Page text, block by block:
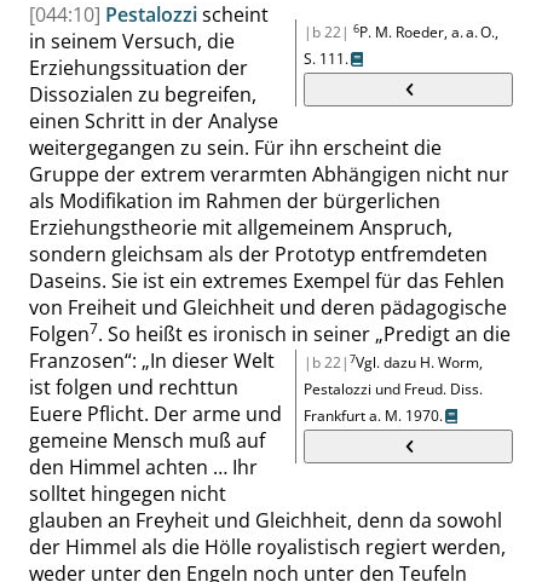
|b 22| 6P. M. Roeder, a. a. O.,
S. 111.
[044:10] Pestalozzischeint
in seinem Versuch, die
Erziehungssituation der
Dissozialen zu begreifen,
einen Schritt in der Analyse
weitergegangen zu sein. Für ihn erscheint die
Gruppe der extrem verarmten Abhängigen nicht nur
als Modifikation im Rahmen der bürgerlichen
Erziehungstheorie mit allgemeinem Anspruch,
sondern gleichsam als der Prototyp entfremdeten
Daseins. Sie ist ein extremes Exempel für das Fehlen
von Freiheit und Gleichheit und deren pädagogische
Folgen7
|b 22| 7Vgl. dazu H. Worm,
Pestalozzi und Freud. Diss.
Frankfurta. M. 1970.
. So heißt es ironisch in seiner „Predigt an die
Franzosen“: „In dieser Welt
ist folgen und rechttun
Euere Pflicht. Der arme und
gemeine Mensch muß auf
den Himmel achten … Ihr
solltet hingegen nicht
glauben an Freyheit und Gleichheit, denn da sowohl
der Himmel als die Hölle royalistisch regiert werden,
weder unter den Engeln noch unter den Teufeln